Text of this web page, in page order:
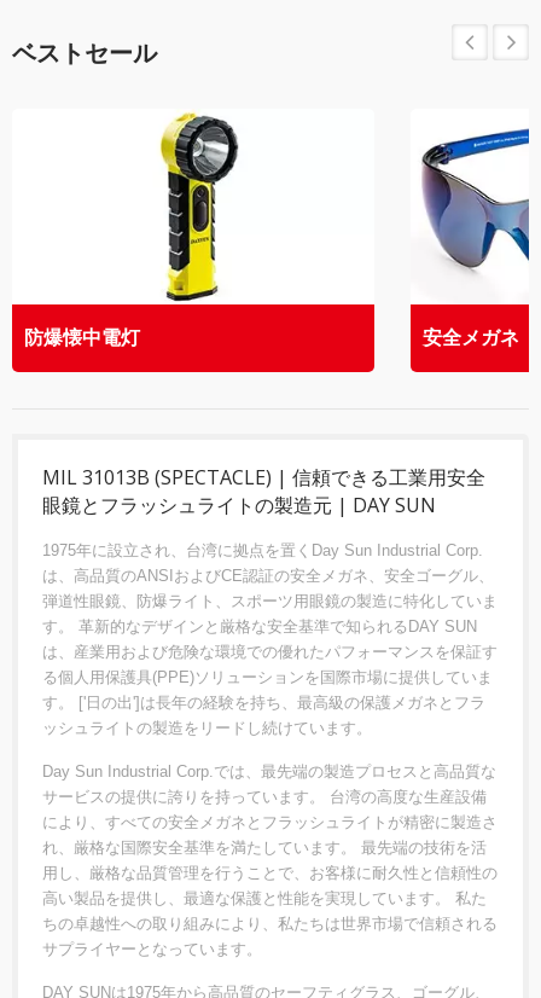
ベストセール
防爆懐中電灯 安全メガネ
MIL 31013B (SPECTACLE) | 信頼できる工業用安全
眼鏡とフラッシュライトの製造元 | DAY SUN
1975年に設立され、台湾に拠点を置くDay Sun Industrial Corp.
は、高品質のANSIおよびCE認証の安全メガネ、安全ゴーグル、
弾道性眼鏡、防爆ライト、スポーツ用眼鏡の製造に特化していま
す。 革新的なデザインと厳格な安全基準で知られるDAY SUN
は、産業用および危険な環境での優れたパフォーマンスを保証す
る個人用保護具(PPE)ソリューションを国際市場に提供していま
す。 ['日の出']は長年の経験を持ち、最高級の保護メガネとフラ
ッシュライトの製造をリードし続けています。
Day Sun Industrial Corp.では、最先端の製造プロセスと高品質な
サービスの提供に誇りを持っています。 台湾の高度な生産設備
により、すべての安全メガネとフラッシュライトが精密に製造さ
れ、厳格な国際安全基準を満たしています。 最先端の技術を活
用し、厳格な品質管理を行うことで、お客様に耐久性と信頼性の
高い製品を提供し、最適な保護と性能を実現しています。 私た
ちの卓越性への取り組みにより、私たちは世界市場で信頼される
サプライヤーとなっています。
DAY SUNは1975年から高品質のセーフティグラス、ゴーグル、